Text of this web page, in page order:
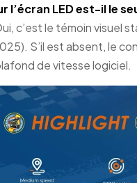
l’écran LED est-il le
c’est le témoin visuel
S’il est absent, le
de vitesse logiciel.